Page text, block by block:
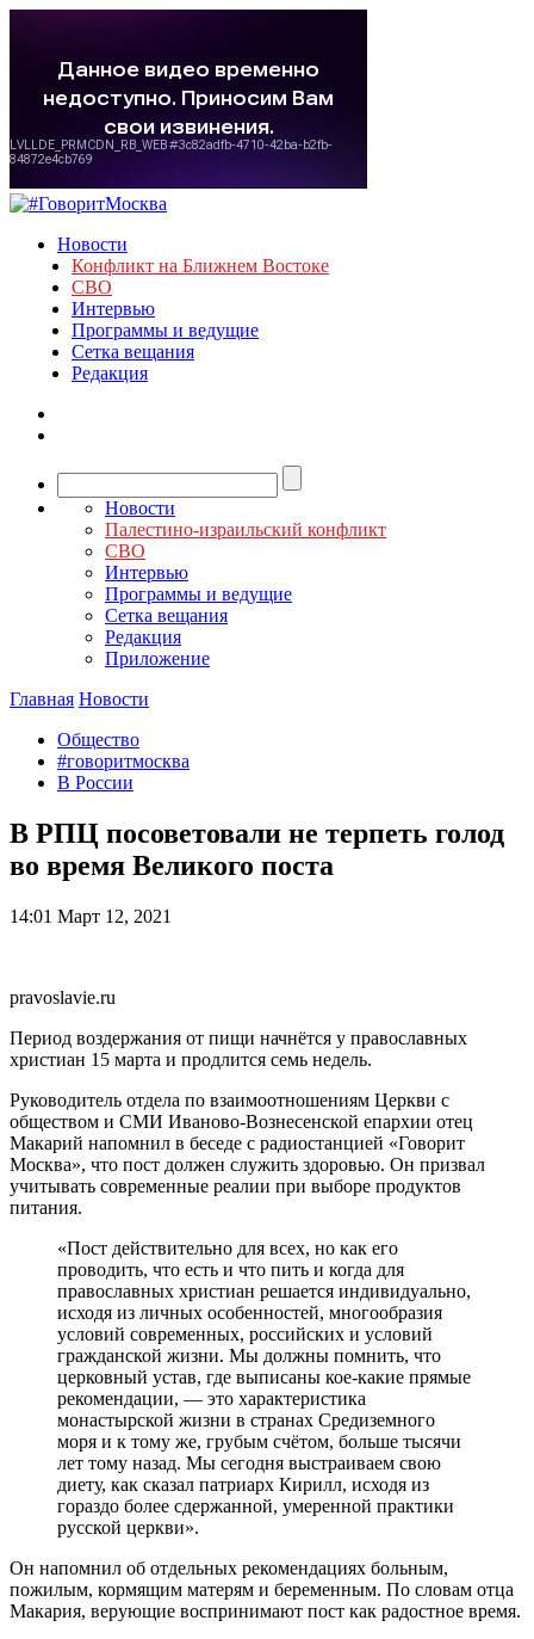
Новости
Конфликт на Ближнем Востоке
СВО
Интервью
Программы и ведущие
Сетка вещания
Редакция
Новости
Палестино-израильский конфликт
СВО
Интервью
Программы и ведущие
Сетка вещания
Редакция
Приложение
Главная Новости
Общество
#говоритмосква
В России
В РПЦ посоветовали не терпеть голод
во время Великого поста
14:01 Март 12, 2021
pravoslavie.ru
Период воздержания от пищи начнётся у православных
христиан 15 марта и продлится семь недель.
Руководитель отдела по взаимоотношениям Церкви с
обществом и СМИ Иваново-Вознесенской епархии отец
Макарий напомнил в беседе с радиостанцией «Говорит
Москва», что пост должен служить здоровью. Он призвал
учитывать современные реалии при выборе продуктов
питания.
«Пост действительно для всех, но как его
проводить, что есть и что пить и когда для
православных христиан решается индивидуально,
исходя из личных особенностей, многообразия
условий современных, российских и условий
гражданской жизни. Мы должны помнить, что
церковный устав, где выписаны кое-какие прямые
рекомендации, — это характеристика
монастырской жизни в странах Средиземного
моря и к тому же, грубым счётом, больше тысячи
лет тому назад. Мы сегодня выстраиваем свою
диету, как сказал патриарх Кирилл, исходя из
гораздо более сдержанной, умеренной практики
русской церкви».
Он напомнил об отдельных рекомендациях больным,
пожилым, кормящим матерям и беременным. По словам отца
Макария, верующие воспринимают пост как радостное время.